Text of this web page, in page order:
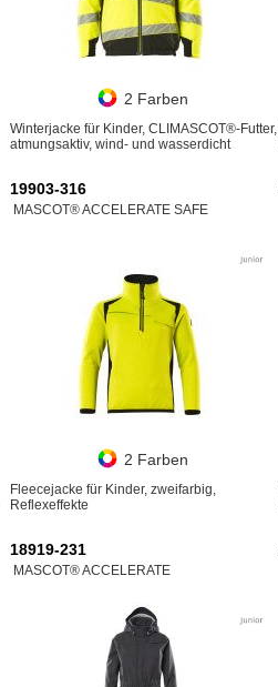
2 Farben
Winterjacke für Kinder, CLIMASCOT®-Futter,
atmungsaktiv, wind- und wasserdicht
19903-316
MASCOT® ACCELERATE SAFE
2 Farben
Fleecejacke für Kinder, zweifarbig,
Reflexeffekte
18919-231
MASCOT® ACCELERATE